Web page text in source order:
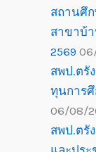
สถานศึ
สาขาบ้
2569
สพป.ตรั
ทุนการศึ
06/08/
สพป.ตรั